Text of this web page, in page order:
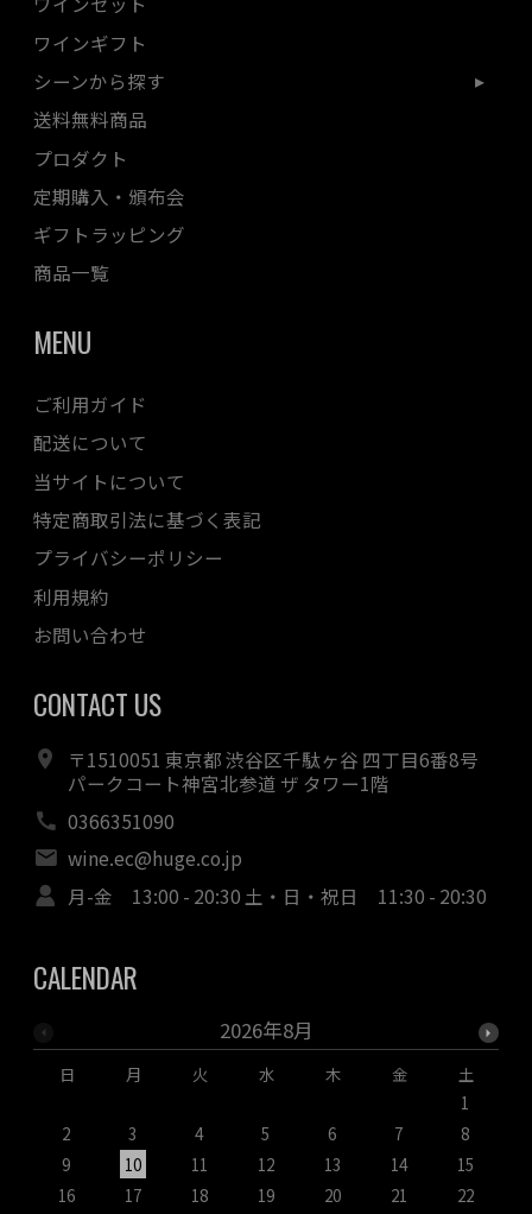
ワインギフト
シーンから探す
送料無料商品
プロダクト
定期購入・頒布会
ギフトラッピング
商品一覧
MENU
ご利用ガイド
配送について
当サイトについて
特定商取引法に基づく表記
プライバシーポリシー
利用規約
お問い合わせ
CONTACT US
〒1510051 東京都 渋谷区千駄ヶ谷 四丁目6番8号
パークコート神宮北参道 ザ タワー1階
0366351090
wine.ec@huge.co.jp
月-金 13:00 - 20:30 土・日・祝日 11:30 - 20:30
CALENDAR
2026年8月
日 月 火 水 木 金
土
1
2
3 4 5 6 7
8
9
10 11 12 13 14
15
16
17 18 19 20 21
22